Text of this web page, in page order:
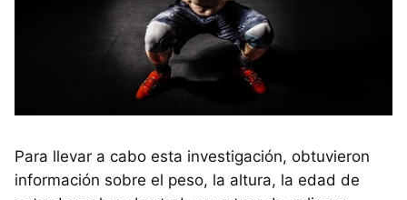
Para llevar a cabo esta investigación, obtuvieron
información sobre el peso, la altura, la edad de